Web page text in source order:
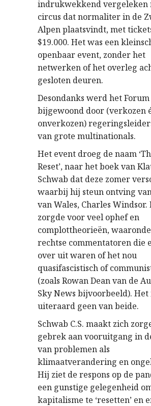
indrukwekkend vergeleken
circus dat normaliter in de
Alpen plaatsvindt, met
$19.000. Het was een
openbaar event, zonder het
netwerken of het overleg
gesloten deuren.
Desondanks werd het Forum
bijgewoond door (verkozen
onverkozen) regeringsleiders
van grote multinationals.
Het event droeg de naam
Reset’, naar het boek van
Schwab dat deze zomer
waarbij hij steun ontving
van Wales, Charles Windsor.
zorgde voor veel ophef en
complottheorieën,
rechtse commentatoren die
over uit waren of het nou
quasifascistisch of
(zoals Rowan Dean van de
Sky News bijvoorbeeld). Het
uiteraard geen van beide.
Schwab C.S. maakt zich
gebrek aan vooruitgang in
van problemen als
klimaatverandering en
Hij ziet de respons op de
een gunstige gelegenheid
kapitalisme te ‘resetten’ en